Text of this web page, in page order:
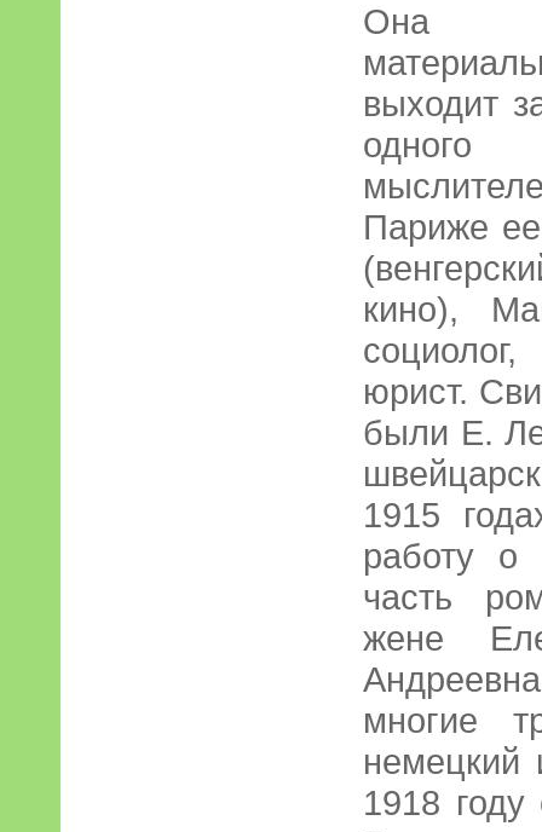
Она
выходит
Париже
кино),
юрист.
были Е.
1915
работу о
часть
жене
многие
немецкий
1918